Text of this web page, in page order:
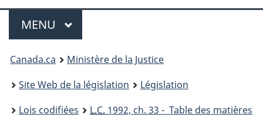
Menu
MENU PRINCIPAL
You
are
here:
Canada.ca
Ministère de la Justice
Site Web de la législation
Législation
Lois codifiées
L.C. 1992, ch. 33 - Table des matières